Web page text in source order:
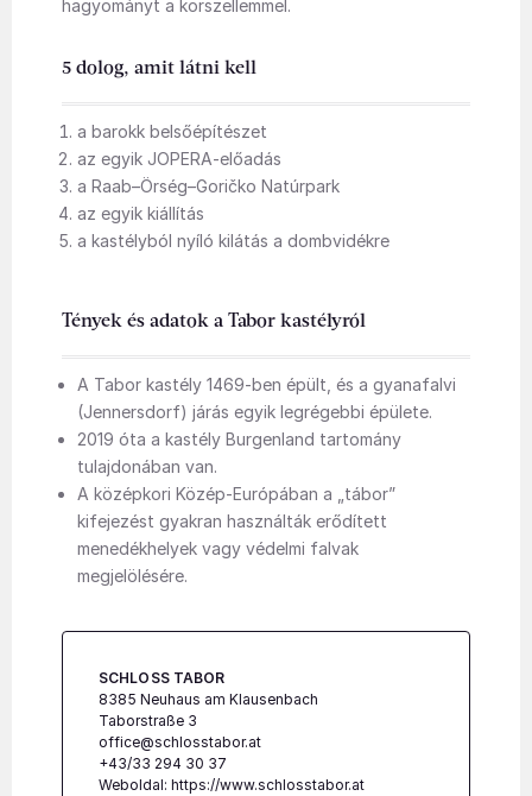
hagyományt a korszellemmel.
5 dolog, amit látni kell
a barokk belsőépítészet
az egyik JOPERA-előadás
a Raab–Örség–Goričko Natúrpark
az egyik kiállítás
a kastélyból nyíló kilátás a dombvidékre
Tények és adatok a Tabor kastélyról
A Tabor kastély 1469-ben épült, és a gyanafalvi
(Jennersdorf) járás egyik legrégebbi épülete.
2019 óta a kastély Burgenland tartomány
tulajdonában van.
A középkori Közép-Európában a „tábor”
kifejezést gyakran használták erődített
menedékhelyek vagy védelmi falvak
megjelölésére.
SCHLOSS TABOR
8385 Neuhaus am Klausenbach
Taborstraße 3
office@schlosstabor.at
+43/33 294 30 37
Weboldal: https://www.schlosstabor.at